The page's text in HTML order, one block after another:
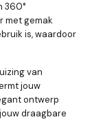
360°
met gemak
is, waardoor
van
jouw
ontwerp
draagbare